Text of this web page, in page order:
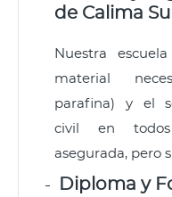
de Calima
Nuestra
material
parafina) y el
civil en todos
asegurada, pero
Diploma y